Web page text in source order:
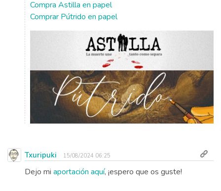
Compra Astilla en papel
Comprar Pútrido en papel
Txuripuki 15/08/2024 06:25
Dejo mi aportación aquí, ¡espero que os guste!